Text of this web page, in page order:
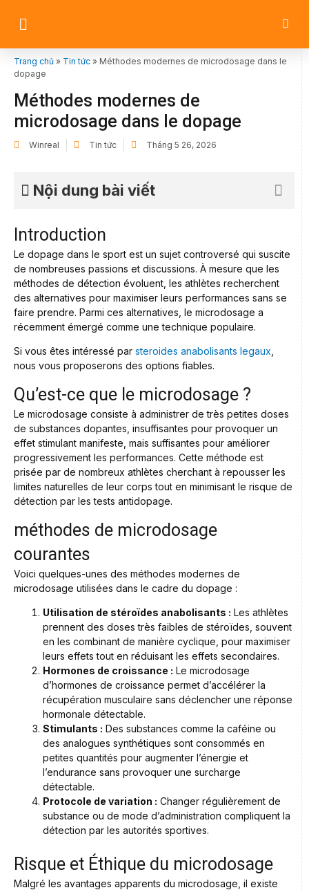
Trang chủ » Tin tức » Méthodes modernes de microdosage dans le
dopage
Méthodes modernes de
microdosage dans le dopage
Winreal Tin tức Tháng 5 26, 2026
Nội dung bài viết
Introduction
Le dopage dans le sport est un sujet controversé qui suscite
de nombreuses passions et discussions. À mesure que les
méthodes de détection évoluent, les athlètes recherchent
des alternatives pour maximiser leurs performances sans se
faire prendre. Parmi ces alternatives, le microdosage a
récemment émergé comme une technique populaire.
Si vous êtes intéressé par steroides anabolisants legaux
nous vous proposerons des options fiables.
Qu’est-ce que le microdosage ?
Le microdosage consiste à administrer de très petites doses
de substances dopantes, insuffisantes pour provoquer un
effet stimulant manifeste, mais suffisantes pour améliorer
progressivement les performances. Cette méthode est
prisée par de nombreux athlètes cherchant à repousser les
limites naturelles de leur corps tout en minimisant le risque de
détection par les tests antidopage.
méthodes de microdosage
courantes
Voici quelques-unes des méthodes modernes de
microdosage utilisées dans le cadre du dopage :
Utilisation de stéroïdes anabolisants : Les athlètes
prennent des doses très faibles de stéroïdes, souvent
en les combinant de manière cyclique, pour maximiser
leurs effets tout en réduisant les effets secondaires.
Hormones de croissance : Le microdosage
d’hormones de croissance permet d’accélérer la
récupération musculaire sans déclencher une réponse
hormonale détectable.
Stimulants : Des substances comme la caféine ou
des analogues synthétiques sont consommés en
petites quantités pour augmenter l’énergie et
l’endurance sans provoquer une surcharge
détectable.
Protocole de variation : Changer régulièrement de
substance ou de mode d’administration compliquent la
détection par les autorités sportives.
Risque et Éthique du microdosage
Malgré les avantages apparents du microdosage, il existe